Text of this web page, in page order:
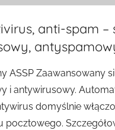
anti-spam –
ASSP Zaawansowany
i antywirusowy.
domyślnie
pocztowego.